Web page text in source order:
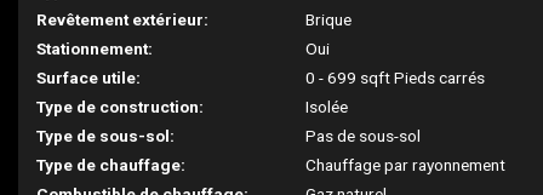
Revêtement extérieur:
Brique
Stationnement:
Oui
Surface utile:
0 - 699 sqft Pieds carrés
Type de construction:
Isolée
Type de sous-sol:
Pas de sous-sol
Type de chauffage:
Chauffage par rayonnement